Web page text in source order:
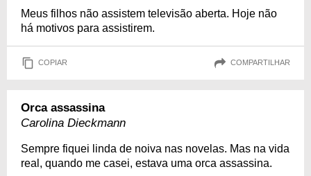
Meus filhos não assistem televisão aberta. Hoje não
há motivos para assistirem.
COPIAR COMPARTILHAR
Orca assassina
Carolina Dieckmann
Sempre fiquei linda de noiva nas novelas. Mas na vida
real, quando me casei, estava uma orca assassina.